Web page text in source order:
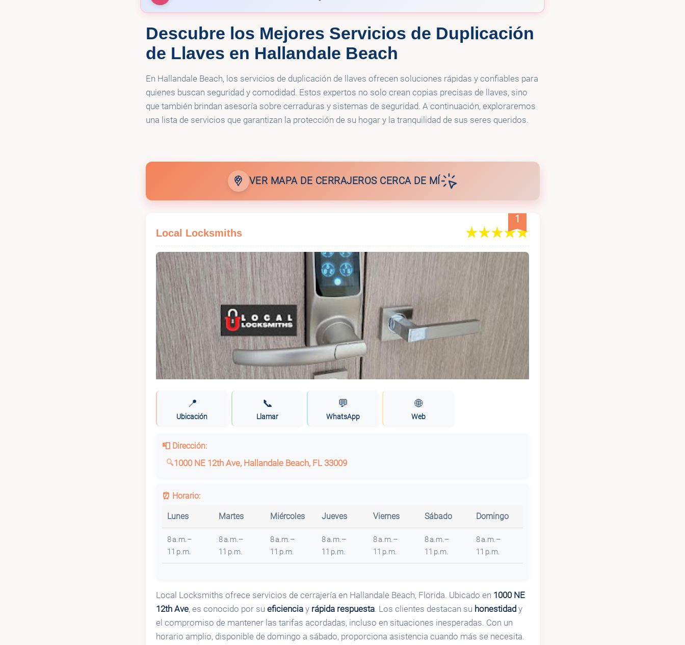
🔑 5 Star Locksmith 🔑 Sam's locksmith
Descubre los Mejores Servicios de Duplicación
de Llaves en Hallandale Beach
En Hallandale Beach, los servicios de duplicación de llaves ofrecen soluciones rápidas y confiables para
quienes buscan seguridad y comodidad. Estos expertos no solo crean copias precisas de llaves, sino
que también brindan asesoría sobre cerraduras y sistemas de seguridad. A continuación, exploraremos
una lista de servicios que garantizan la protección de su hogar y la tranquilidad de sus seres queridos.
VER MAPA DE CERRAJEROS CERCA DE MÍ
1
Local Locksmiths
📍
Ubicación
📞
Llamar
💬
WhatsApp
🌐
Web
📮 Dirección:
1000 NE 12th Ave, Hallandale Beach, FL 33009
⏰ Horario:
Lunes Martes Miércoles Jueves Viernes Sábado Domingo
8 a.m.–
11 p.m.
8 a.m.–
11 p.m.
8 a.m.–
11 p.m.
8 a.m.–
11 p.m.
8 a.m.–
11 p.m.
8 a.m.–
11 p.m.
8 a.m.–
11 p.m.
Local Locksmiths ofrece servicios de cerrajería en Hallandale Beach, Florida. Ubicado en 1000 NE
12th Ave, es conocido por su eficienciay rápida respuesta. Los clientes destacan su honestidad y
el compromiso de mantener las tarifas acordadas, incluso en situaciones inesperadas. Con un
horario amplio, disponible de domingo a sábado, proporciona asistencia cuando más se necesita.